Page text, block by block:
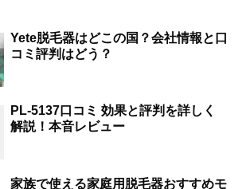
Yete脱毛器はどこの国？会社情報と口
コミ評判はどう？
PL-5137口コミ 効果と評判を詳しく
解説！本音レビュー
家族で使える家庭用脱毛器おすすめモ